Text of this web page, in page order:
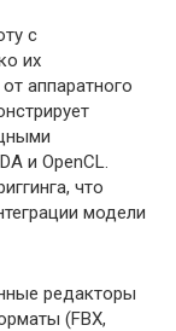
с
их
аппаратного
и OpenCL.
что
модели
редакторы
(FBX,